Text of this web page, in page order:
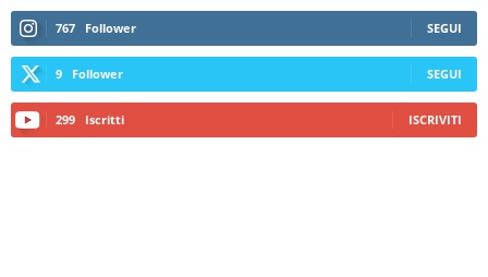
767 Follower SEGUI
9 Follower SEGUI
299 Iscritti ISCRIVITI